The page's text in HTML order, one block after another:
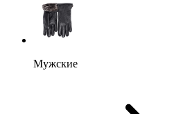
Мужские